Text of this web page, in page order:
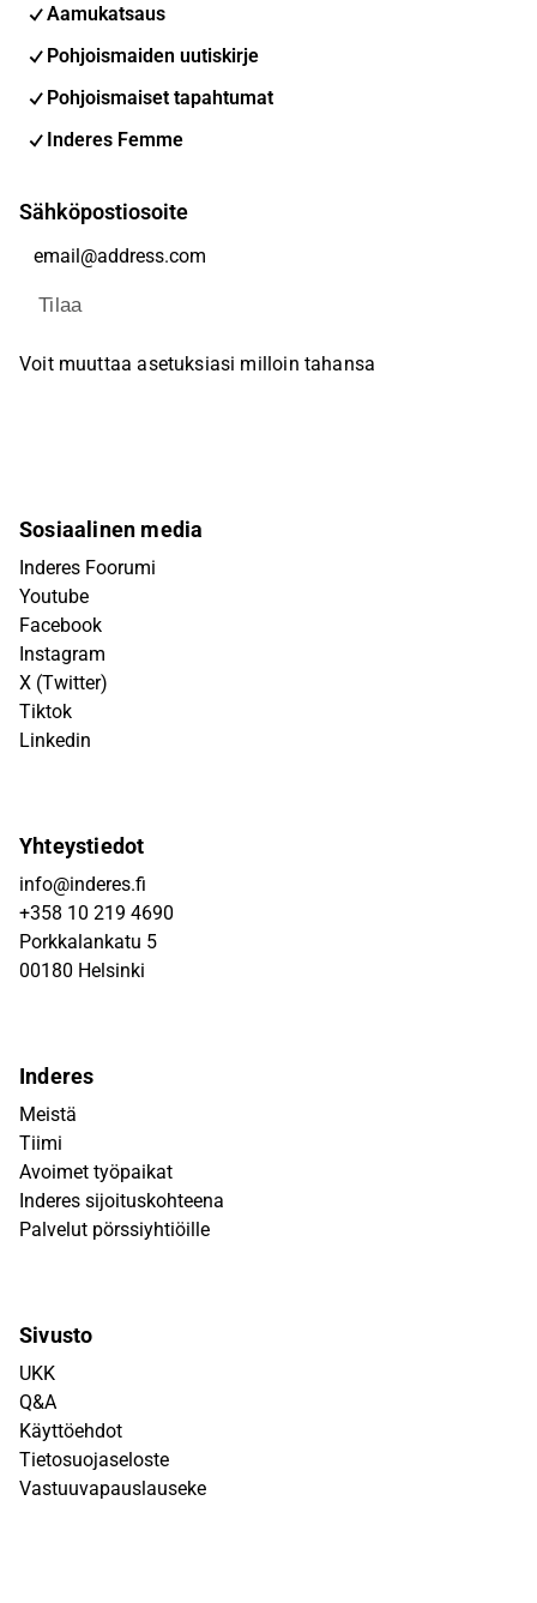
Aamukatsaus
Pohjoismaiden uutiskirje
Pohjoismaiset tapahtumat
Inderes Femme
Sähköpostiosoite
Tilaa
Voit muuttaa asetuksiasi milloin tahansa
Sosiaalinen media
Inderes Foorumi
Youtube
Facebook
Instagram
X (Twitter)
Tiktok
Linkedin
Yhteystiedot
info@inderes.fi
+358 10 219 4690
Porkkalankatu 5
00180 Helsinki
Inderes
Meistä
Tiimi
Avoimet työpaikat
Inderes sijoituskohteena
Palvelut pörssiyhtiöille
Sivusto
UKK
Q&A
Käyttöehdot
Tietosuojaseloste
Vastuuvapauslauseke